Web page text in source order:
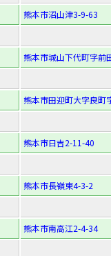
熊本市沼山津3-9-63
熊本市城山下代町字前
熊本市田迎町大字良町
熊本市日吉2-11-40
熊本市長嶺東4-3-2
熊本市南高江2-4-34